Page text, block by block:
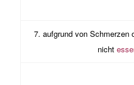
7. aufgrund von Schmerzen
nicht